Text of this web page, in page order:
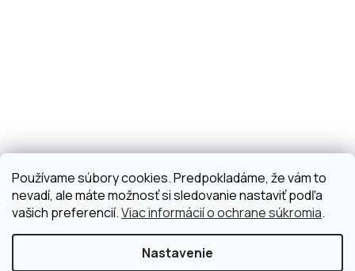
Používame súbory cookies. Predpokladáme, že vám to
nevadí, ale máte možnosť si sledovanie nastaviť podľa
vašich preferencií.Viac informácií o ochrane súkromia.
Nastavenie